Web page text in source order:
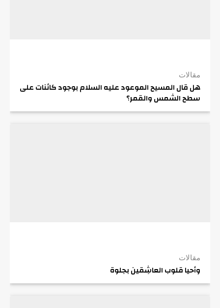
مقالات
هل قال المسيح الموعود عليه السلام بوجود كائنات على
سطح الشمس والقمر؟
مقالات
وأحيا قلوب العاشِقين بجلوة